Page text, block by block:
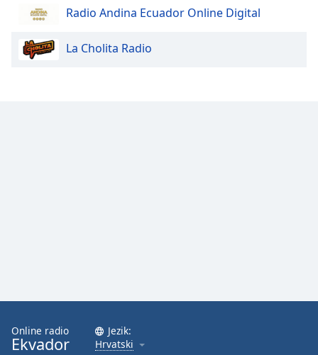
Radio Andina Ecuador Online Digital
La Cholita Radio
Online radio
Ekvador
Jezik:
Hrvatski